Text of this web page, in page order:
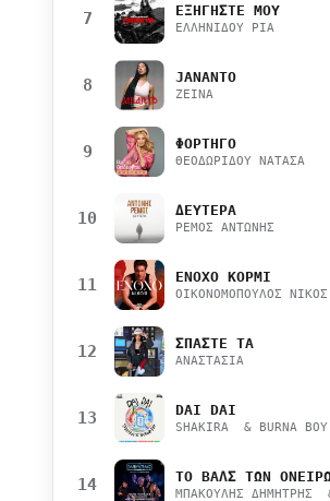
7 ΕΞΗΓΗΣΤΕ ΜΟΥ
ΕΛΛΗΝΙΔΟΥ ΡΙΑ
8 JANANTO
ZEINA
9 ΦΟΡΤΗΓΟ
ΘΕΟΔΩΡΙΔΟΥ ΝΑΤΑΣΑ
10 ΔΕΥΤΕΡΑ
ΡΕΜΟΣ ΑΝΤΩΝΗΣ
11 ΕΝΟΧΟ ΚΟΡΜΙ
ΟΙΚΟΝΟΜΟΠΟΥΛΟΣ ΝΙΚΟΣ
12 ΣΠΑΣΤΕ ΤΑ
ΑΝΑΣΤΑΣΙΑ
13 DAI DAI
SHAKIRA & BURNA BOY
14